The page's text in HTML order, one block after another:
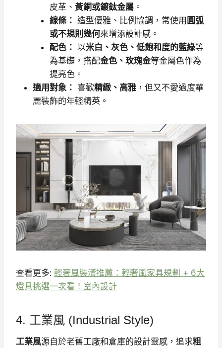
皮革、 黃銅或鍍鈦金屬 。
線條： 造型優雅、比例協調，常使用 圓弧
或不規則幾何來增添設計感。
配色： 以米白、灰色、低飽和度的藍綠等
為基礎，搭配金色、玫瑰金等金屬色作為
提亮色。
適用對象： 喜歡精緻、高雅 ，但又不愛過度華
麗裝飾的年輕精英。
查看更多: 輕奢風裝潢推薦：輕奢風家具規劃 + 6大
燈具挑選一次看！室內設計
4. 工業風 (Industrial Style)
工業風源自於老舊工廠和倉庫的設計靈感，追求粗